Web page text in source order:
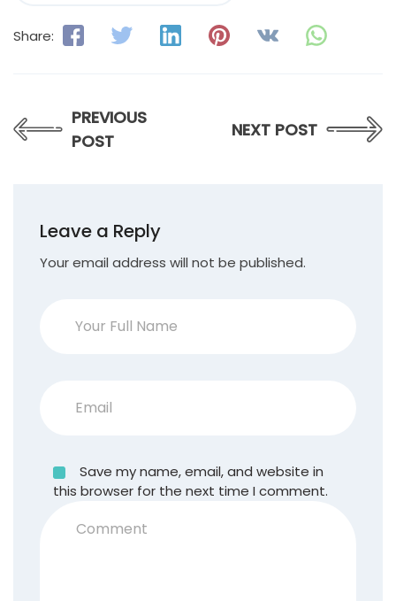
Share:
PREVIOUS
POST
NEXT POST
Leave a Reply
Your email address will not be published.
Save my name, email, and website in
this browser for the next time I comment.